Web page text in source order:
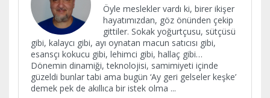
Öyle meslekler vardı ki, birer ikişer
hayatımızdan, göz önünden çekip
gittiler. Sokak yoğurtçusu, sütçüsü
gibi, kalaycı gibi, ayı oynatan macun satıcısı gibi,
esansçı kokucu gibi, lehimci gibi, hallaç gibi…
Dönemin dinamiği, teknolojisi, samimiyeti içinde
güzeldi bunlar tabi ama bugün ‘Ay geri gelseler keşke’
demek pek de akıllıca bir istek olma ...